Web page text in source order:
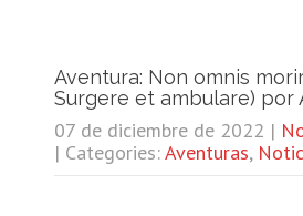
Aventura: Non omnis
Surgere et ambulare) por
07 de diciembre de 2022 |
| Categories:Aventuras,